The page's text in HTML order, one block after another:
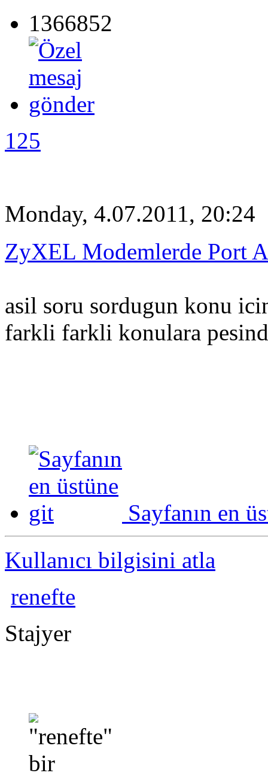
1366852
125
Monday, 4.07.2011, 20:24
ZyXEL Modemlerde Port
asil soru sordugun konu
farkli farkli konulara
Sayfanın en
Kullanıcı bilgisini atla
renefte
Stajyer